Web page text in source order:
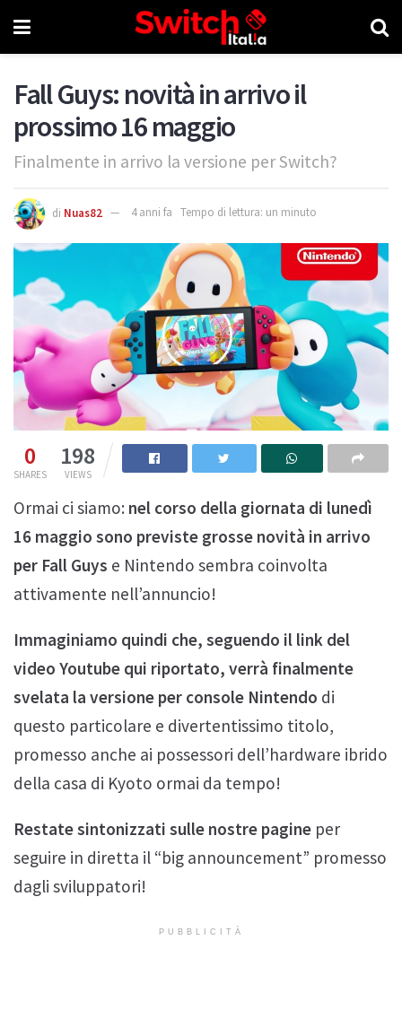
Fall Guys: novità in arrivo il
prossimo 16 maggio
Finalmente in arrivo la versione per Switch?
di Nuas82 4 anni fa Tempo di lettura: un minuto
0
SHARES
198
VIEWS
Ormai ci siamo: nel corso della giornata di lunedì
16 maggio sono previste grosse novità in arrivo
per Fall Guys e Nintendo sembra coinvolta
attivamente nell’annuncio!
Immaginiamo quindi che, seguendo il link del
video Youtube qui riportato, verrà finalmente
svelata la versione per console Nintendo di
questo particolare e divertentissimo titolo,
promesso anche ai possessori dell’hardware ibrido
della casa di Kyoto ormai da tempo!
Restate sintonizzati sulle nostre pagine per
seguire in diretta il “big announcement” promesso
dagli sviluppatori!
PUBBLICITÀ